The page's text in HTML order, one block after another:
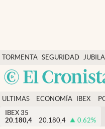
TORMENTA SEGURIDAD
SOCIAL
Economía y finanzas
Política
Actualidad
Criptomonedas
ULTIMAS
NOTICIAS
ECONOMÍA
FINANZAS
IBEX
EURO
IBEX 35
20.180,4
20.180,4 0.62%